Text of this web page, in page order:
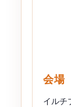
会場
イルチ